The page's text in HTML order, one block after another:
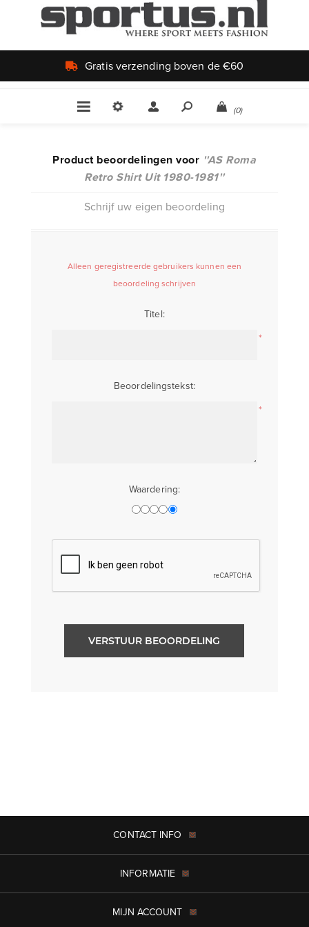
Gratis verzending boven de €60
(0)
Product beoordelingen voor AS Roma
Retro Shirt Uit 1980-1981
Schrijf uw eigen beoordeling
Alleen geregistreerde gebruikers kunnen een
beoordeling schrijven
Titel:
*
Beoordelingstekst:
*
Waardering:
VERSTUUR BEOORDELING
CONTACT INFO
INFORMATIE
MIJN ACCOUNT